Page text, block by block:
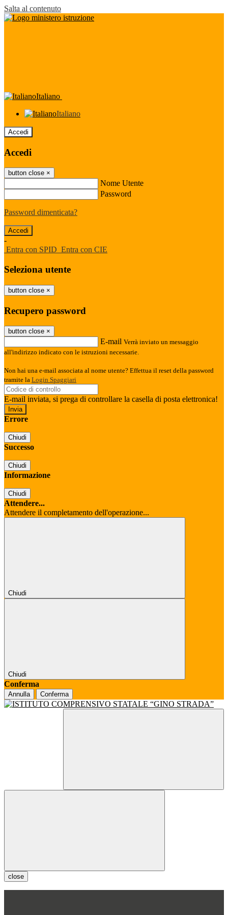
Salta al contenuto
Italiano
Italiano
Accedi
Accedi
button close ×
Nome Utente
Password
Password dimenticata?
-
Entra con SPID Entra con CIE
Seleziona utente
button close ×
Recupero password
button close ×
E-mail Verrà inviato un messaggio
all'indirizzo indicato con le istruzioni necessarie.
Non hai una e-mail associata al nome utente? Effettua il reset della password
tramite la Login Spaggiari
E-mail inviata, si prega di controllare la casella di posta elettronica!
Errore
Chiudi
Successo
Chiudi
Informazione
Chiudi
Attendere...
Attendere il completamento dell'operazione...
Chiudi
Chiudi
Conferma
Annulla Conferma
close